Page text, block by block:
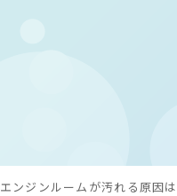
エンジンルームが汚れる原因